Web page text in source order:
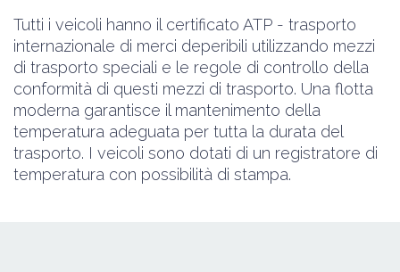
Tutti i veicoli hanno il certificato ATP - trasporto
internazionale di merci deperibili utilizzando mezzi
di trasporto speciali e le regole di controllo della
conformità di questi mezzi di trasporto. Una flotta
moderna garantisce il mantenimento della
temperatura adeguata per tutta la durata del
trasporto. I veicoli sono dotati di un registratore di
temperatura con possibilità di stampa.